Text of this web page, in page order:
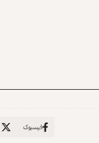
فیسبوک